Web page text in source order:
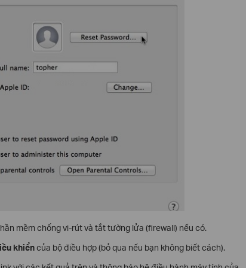
mềm chống vi-rút và tắt tường lửa (firewall) nếu có.
khiểncủa bộ điều hợp (bỏ qua nếu bạn không biết cách).